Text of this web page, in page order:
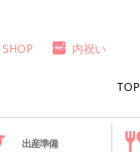
TOP
SHOP 内祝い
出産準備